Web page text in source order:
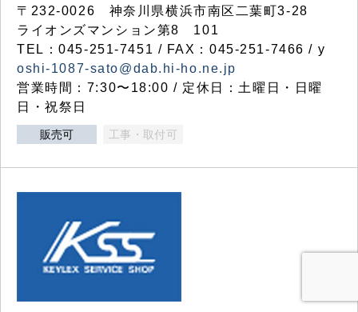
〒232-0026 神奈川県横浜市南区二葉町3-28
ライオンズマンション第8 101
TEL：045-251-7451 / FAX：045-251-7466 / y
oshi-1087-sato@dab.hi-ho.ne.jp
営業時間：7:30〜18:00 / 定休日：土曜日・日曜
日・祝祭日
販売可 工事・取付可